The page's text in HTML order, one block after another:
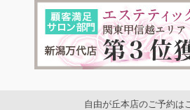
自由が丘本店のご予約は